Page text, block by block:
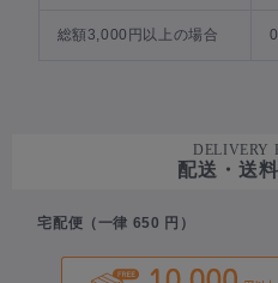
総額3,000円以上の場合
DELIVERY
配送・送
宅配便（一律 650 円）